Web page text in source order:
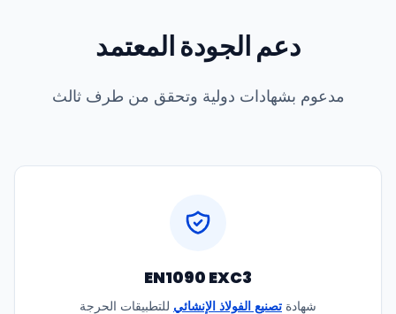
دعم الجودة المعتمد
مدعوم بشهادات دولية وتحقق من طرف ثالث
EN1090 EXC3
شهادة تصنيع الفولاذ الإنشائي للتطبيقات الحرجة